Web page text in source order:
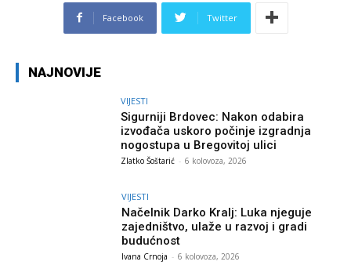
Facebook Twitter
NAJNOVIJE
VIJESTI
Sigurniji Brdovec: Nakon odabira
izvođača uskoro počinje izgradnja
nogostupa u Bregovitoj ulici
Zlatko Šoštarić - 6 kolovoza, 2026
VIJESTI
Načelnik Darko Kralj: Luka njeguje
zajedništvo, ulaže u razvoj i gradi
budućnost
Ivana Crnoja - 6 kolovoza, 2026